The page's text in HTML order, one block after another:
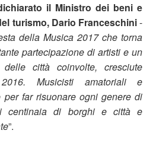
il Ministro dei beni e
turismo, Dario Franceschini-
della Musica 2017 che torna
partecipazione di artisti e un
delle città coinvolte, cresciute
Musicisti amatoriali e
far risuonare ogni genere di
centinaia di borghi e città e
”.